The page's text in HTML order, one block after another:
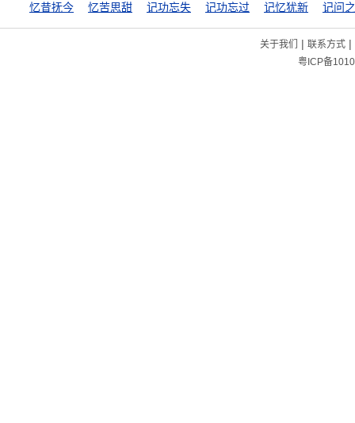
忆昔抚今 忆苦思甜 记功忘失 记功忘过 记忆犹新 记问
关于我们 | 联系方式|
粤ICP备